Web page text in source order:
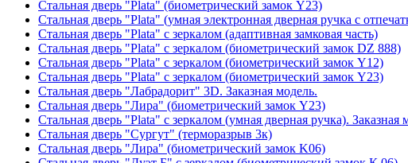
Стальная дверь "Plata" (биометрический замок Y23)
Стальная дверь "Plata" (умная электронная дверная ручка с
Стальная дверь "Plata" с зеркалом (адаптивная замковая часть)
Стальная дверь "Plata" с зеркалом (биометрический замок DZ 888)
Стальная дверь "Plata" с зеркалом (биометрический замок Y12)
Стальная дверь "Plata" с зеркалом (биометрический замок Y23)
Стальная дверь "Лабрадорит" 3D. Заказная модель.
Стальная дверь "Лира" (биометрический замок Y23)
Стальная дверь "Plata" с зеркалом (умная дверная ручка). Заказная
Стальная дверь "Сургут" (терморазрыв 3к)
Стальная дверь "Лира" (биометрический замок K06)